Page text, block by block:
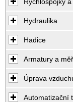
Hydraulika
Hadice
Armatury a
Úprava
Automatizační